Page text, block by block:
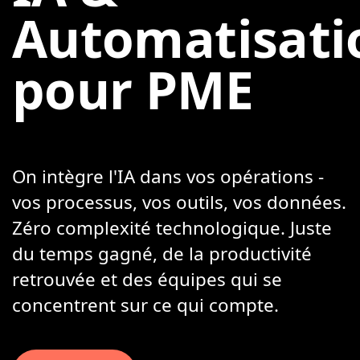
pour PME
On intègre l'IA dans vos opérations -
vos processus, vos outils, vos données.
Zéro complexité technologique. Juste
du temps gagné, de la productivité
retrouvée et des équipes qui se
concentrent sur ce qui compte.